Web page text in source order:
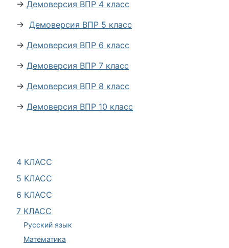
4 КЛАСС
5 КЛАСС
6 КЛАСС
7 КЛАСС
Русский язык
Математика
→ Демоверсия ВПР 4 класс
→ Демоверсия ВПР 5 класс
→ Демоверсия ВПР 6 класс
→ Демоверсия ВПР 7 класс
→ Демоверсия ВПР 8 класс
→ Демоверсия ВПР 10 класс